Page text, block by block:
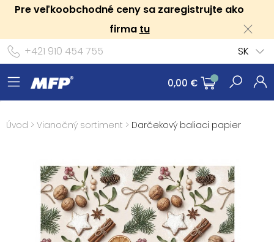
Pre veľkoobchodné ceny sa zaregistrujte ako
firma tu
+421 910 454 755
SK
0,00 €
Úvod > Vianočný sortiment > Darčekový baliaci papier